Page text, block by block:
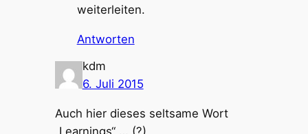
weiterleiten.
Antworten
kdm
6. Juli 2015
Auch hier dieses seltsame Wort